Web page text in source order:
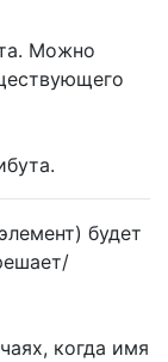
Можно
будет
когда имя